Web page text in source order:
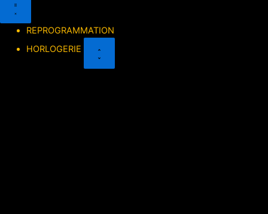
REPROGRAMMATION
HORLOGERIE